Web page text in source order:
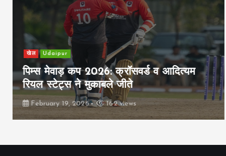
खेल Udaipur
पिम्स मेवाड़ कप 2026: क्रॉसवर्ड व आदित्यम
रियल स्टेट्स ने मुकाबले जीते
February 19, 2026 162 views